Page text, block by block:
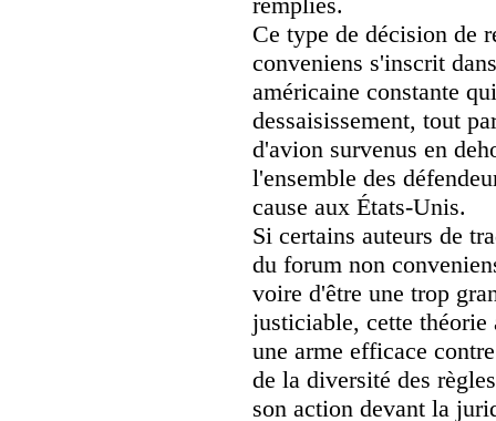
Ce type de décision de
conveniens s'inscrit
américaine constante
dessaisissement, tout
d'avion survenus en
l'ensemble des
cause aux États-Unis.
Si certains auteurs de
du forum non
voire d'être une trop
justiciable, cette théorie
une arme efficace
de la diversité des
son action devant la